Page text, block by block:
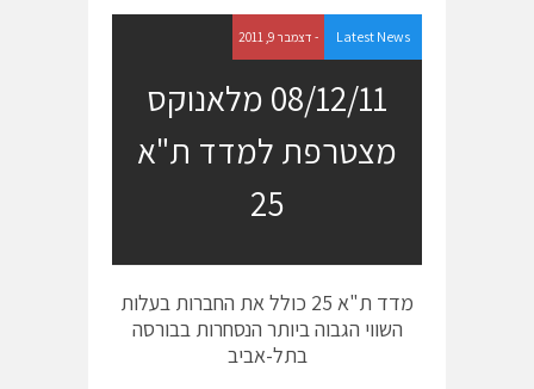
l
e
N
M
n
Latest News - דצמבר 9, 2011
08/12/11 מלאנוקס
מצטרפת למדד ת"א
25
מדד ת"א 25 כולל את החברות בעלות
השווי הגבוה ביותר הנסחרות בבורסה
בתל-אביב